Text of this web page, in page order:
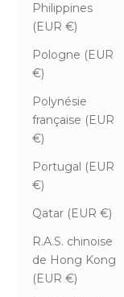
Philippines
(EUR €)
Pologne (EUR
€)
Polynésie
française (EUR
€)
Portugal (EUR
€)
Qatar (EUR €)
R.A.S. chinoise
de Hong Kong
(EUR €)